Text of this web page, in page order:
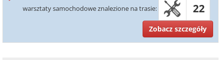
warsztaty samochodowe znalezione na trasie: 22
Zobacz szczegóły